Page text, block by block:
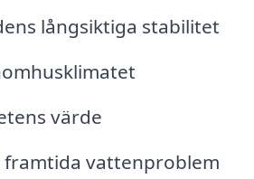
långsiktiga stabilitet
värde
framtida vattenproblem